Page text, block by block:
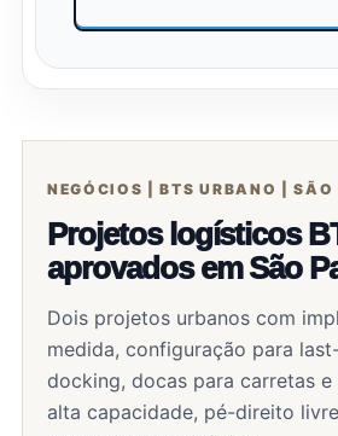
NEGÓCIOS | BTS URBANO | SÃO
Projetos logísticos
aprovados em São
Dois projetos urbanos com
medida, configuração para
docking, docas para carretas e
alta capacidade, pé-direito